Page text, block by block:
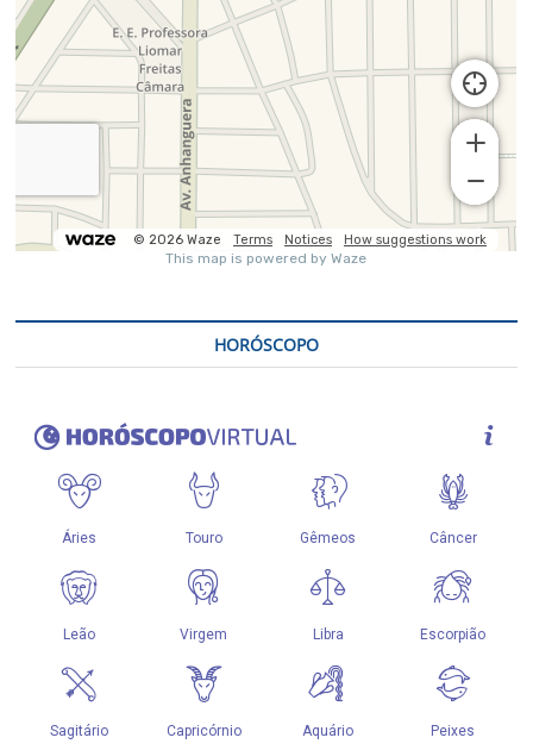
HORÓSCOPO